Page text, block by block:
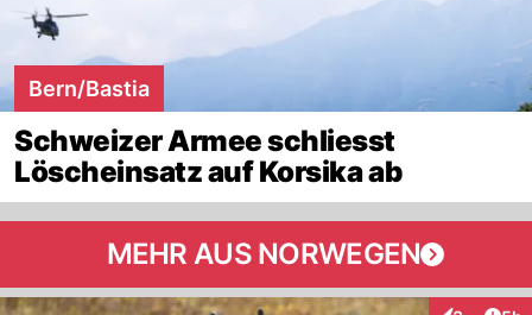
Bern/Bastia
Schweizer Armee schliesst
Löscheinsatz auf Korsika ab
MEHR AUS NORWEGEN